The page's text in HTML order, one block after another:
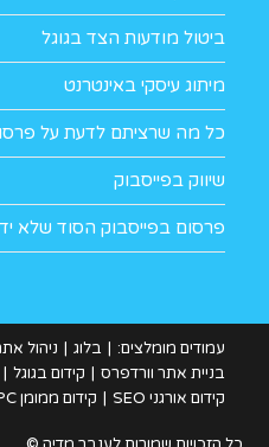
ביטול מודעות הצד בגוגל
מיתוג עיסקי באינטרנט
כל מה שרציתם לדעת על
שיווק בפייסבוק
פרסום בפייסבוק הסוד שלא
עמודים מומלצים: בלוג ניהול
בניית אתר וורדפרס
קידום בגוגל
קידום אורגני SEO
קידום ממומן PPC